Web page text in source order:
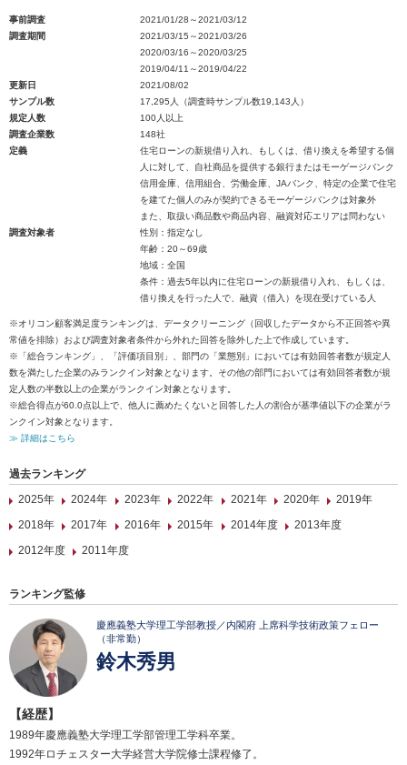
事前調査
2021/01/28～2021/03/12
調査期間
2021/03/15～2021/03/26
2020/03/16～2020/03/25
2019/04/11～2019/04/22
更新日
2021/08/02
サンプル数
17,295人（調査時サンプル数19,143人）
規定人数
100人以上
調査企業数
148社
定義
住宅ローンの新規借り入れ、もしくは、借り換えを希望する個
人に対して、自社商品を提供する銀行またはモーゲージバンク
信用金庫、信用組合、労働金庫、JAバンク、特定の企業で住宅
を建てた個人のみが契約できるモーゲージバンクは対象外
また、取扱い商品数や商品内容、融資対応エリアは問わない
調査対象者
性別：指定なし
年齢：20～69歳
地域：全国
条件：過去5年以内に住宅ローンの新規借り入れ、もしくは、
借り換えを行った人で、融資（借入）を現在受けている人
※オリコン顧客満足度ランキングは、データクリーニング（回収したデータから不正回答や異
常値を排除）および調査対象者条件から外れた回答を除外した上で作成しています。
※「総合ランキング」、「評価項目別」、部門の「業態別」においては有効回答者数が規定人
数を満たした企業のみランクイン対象となります。その他の部門においては有効回答者数が規
定人数の半数以上の企業がランクイン対象となります。
※総合得点が60.0点以上で、他人に薦めたくないと回答した人の割合が基準値以下の企業がラ
ンクイン対象となります。
≫ 詳細はこちら
過去ランキング
2025年
2024年 2023年 2022年 2021年 2020年
2019年
2018年
2017年 2016年 2015年 2014年度
2013年度
2012年度
2011年度
ランキング監修
慶應義塾大学理工学部教授／内閣府 上席科学技術政策フェロー
（非常勤）
鈴木秀男
【経歴】
1989年慶應義塾大学理工学部管理工学科卒業。
1992年ロチェスター大学経営大学院修士課程修了。